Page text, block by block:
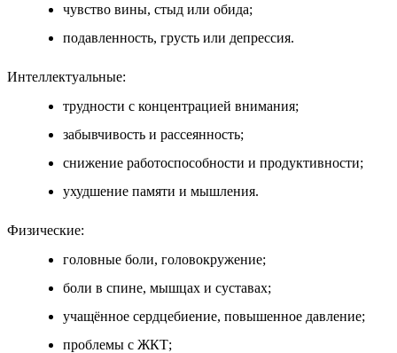
чувство вины, стыд или обида;
подавленность, грусть или депрессия.
Интеллектуальные:
трудности с концентрацией внимания;
забывчивость и рассеянность;
снижение работоспособности и продуктивности;
ухудшение памяти и мышления.
Физические:
головные боли, головокружение;
боли в спине, мышцах и суставах;
учащённое сердцебиение, повышенное давление;
проблемы с ЖКТ;